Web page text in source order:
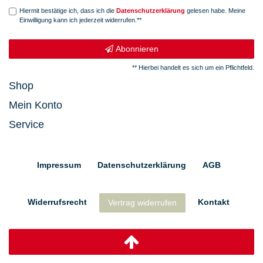
Hiermit bestätige ich, dass ich die Daten­schutz­erklärung gelesen habe. Meine
Einwilligung kann ich jederzeit widerrufen.**
Abonnieren
** Hierbei handelt es sich um ein Pflichtfeld.
Shop
Mein Konto
Service
Impressum Daten­schutz­erklärung AGB
Widerrufs­recht Vertrag widerrufen Kontakt